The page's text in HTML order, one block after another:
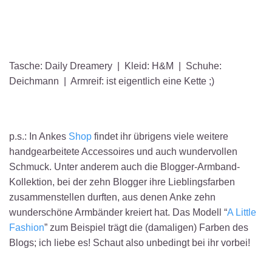
Tasche: Daily Dreamery | Kleid: H&M | Schuhe:
Deichmann | Armreif: ist eigentlich eine Kette ;)
p.s.: In Ankes Shop findet ihr übrigens viele weitere
handgearbeitete Accessoires und auch wundervollen
Schmuck. Unter anderem auch die Blogger-Armband-
Kollektion, bei der zehn Blogger ihre Lieblingsfarben
zusammenstellen durften, aus denen Anke zehn
wunderschöne Armbänder kreiert hat. Das Modell “A Little
Fashion” zum Beispiel trägt die (damaligen) Farben des
Blogs; ich liebe es! Schaut also unbedingt bei ihr vorbei!